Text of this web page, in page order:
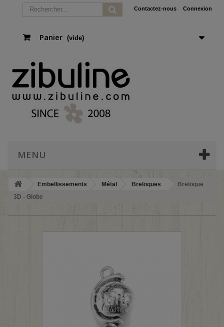
Connexion
Contactez-nous
Panier (vide)
MENU
Embellissements Métal Breloques
Breloque
3D - Globe